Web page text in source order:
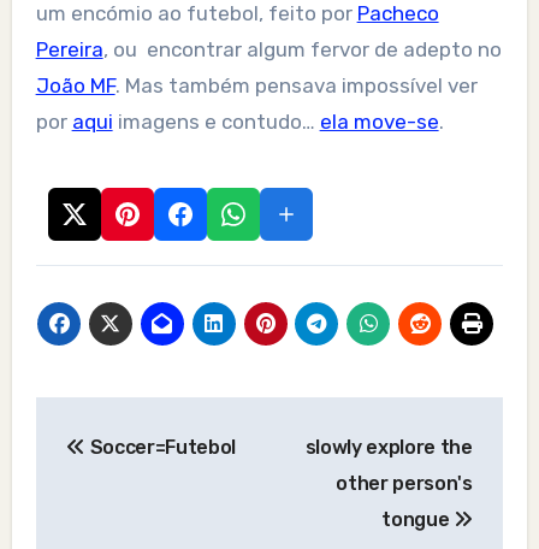
um encómio ao futebol, feito por Pacheco
Pereira, ou encontrar algum fervor de adepto no
João MF. Mas também pensava impossível ver
por aqui imagens e contudo… ela move-se.
Soccer=Futebol
slowly explore the
other person's
tongue